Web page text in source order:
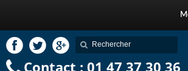
Contact : 01 47 37 30 36